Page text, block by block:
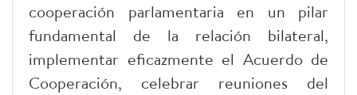
cooperación parlamentaria en un pilar
fundamental de la relación bilateral,
implementar eficazmente el Acuerdo de
Cooperación, celebrar reuniones del